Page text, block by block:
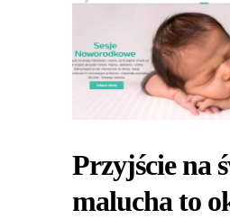
Przyjście na
malucha to